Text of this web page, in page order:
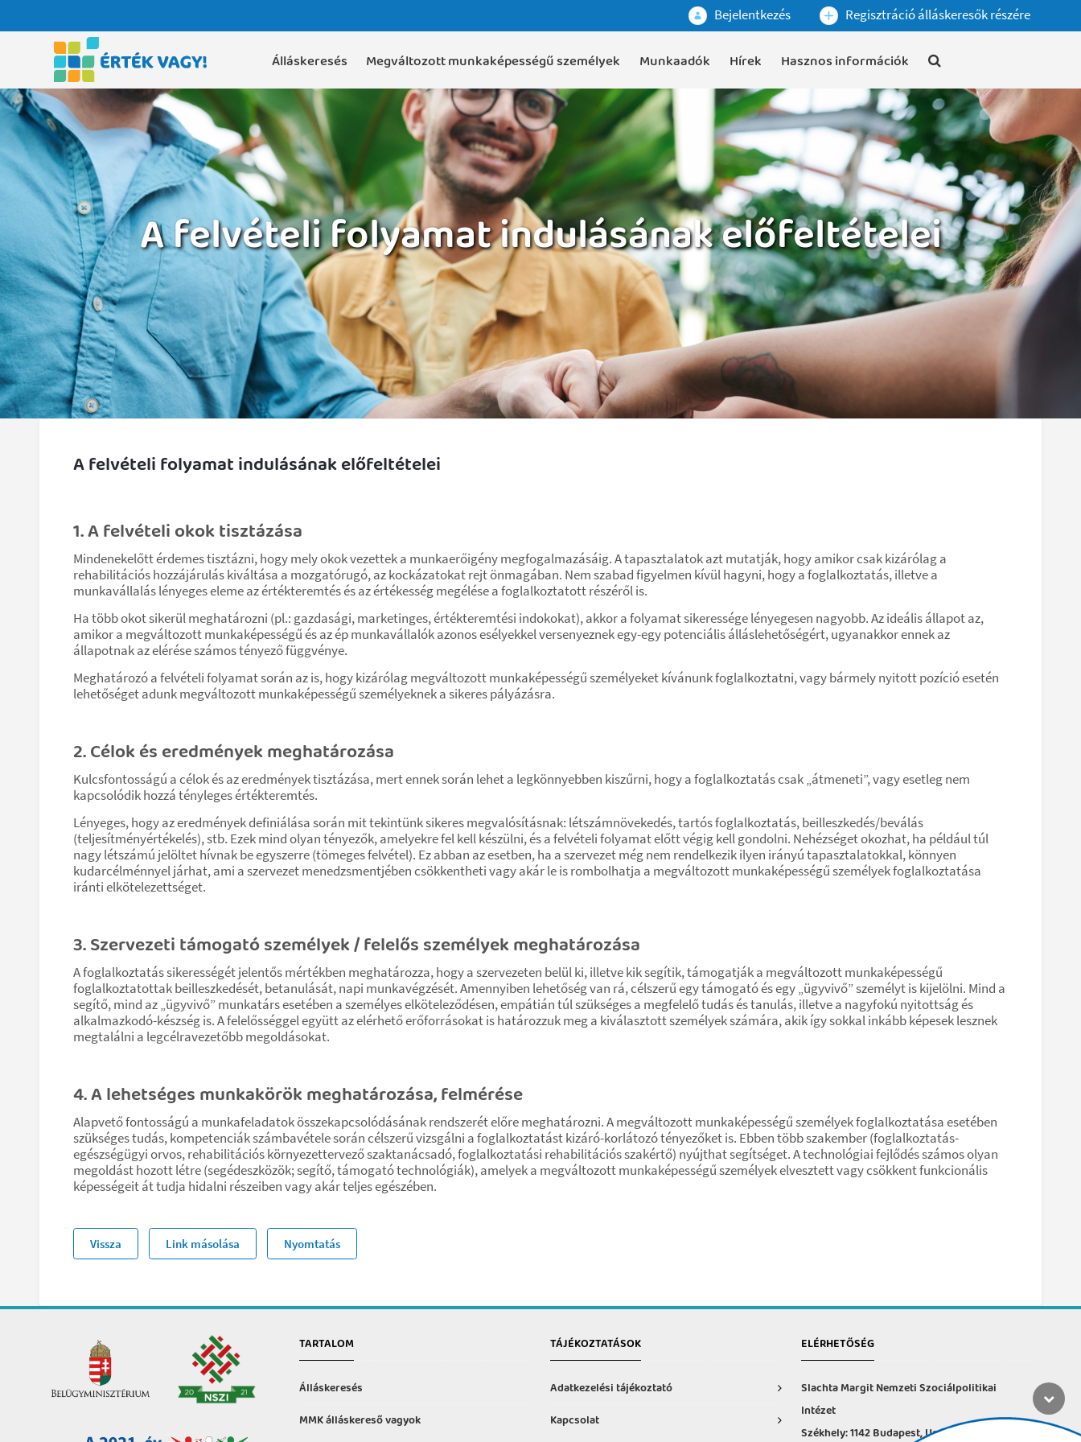
Bejelentkezés Regisztráció álláskeresők részére
Álláskeresés Megváltozott munkaképességű személyek Munkaadók Hírek Hasznos információk
A felvételi folyamat indulásának előfeltételei
A felvételi folyamat indulásának előfeltételei
1. A felvételi okok tisztázása
Mindenekelőtt érdemes tisztázni, hogy mely okok vezettek a munkaerőigény megfogalmazásáig. A tapasztalatok azt mutatják, hogy amikor csak kizárólag a
rehabilitációs hozzájárulás kiváltása a mozgatórugó, az kockázatokat rejt önmagában. Nem szabad figyelmen kívül hagyni, hogy a foglalkoztatás, illetve a
munkavállalás lényeges eleme az értékteremtés és az értékesség megélése a foglalkoztatott részéről is.
Ha több okot sikerül meghatározni (pl.: gazdasági, marketinges, értékteremtési indokokat), akkor a folyamat sikeressége lényegesen nagyobb. Az ideális állapot az,
amikor a megváltozott munkaképességű és az ép munkavállalók azonos esélyekkel versenyeznek egy-egy potenciális álláslehetőségért, ugyanakkor ennek az
állapotnak az elérése számos tényező függvénye.
Meghatározó a felvételi folyamat során az is, hogy kizárólag megváltozott munkaképességű személyeket kívánunk foglalkoztatni, vagy bármely nyitott pozíció esetén
lehetőséget adunk megváltozott munkaképességű személyeknek a sikeres pályázásra.
2. Célok és eredmények meghatározása
Kulcsfontosságú a célok és az eredmények tisztázása, mert ennek során lehet a legkönnyebben kiszűrni, hogy a foglalkoztatás csak „átmeneti”, vagy esetleg nem
kapcsolódik hozzá tényleges értékteremtés.
Lényeges, hogy az eredmények definiálása során mit tekintünk sikeres megvalósításnak: létszámnövekedés, tartós foglalkoztatás, beilleszkedés/beválás
(teljesítményértékelés), stb. Ezek mind olyan tényezők, amelyekre fel kell készülni, és a felvételi folyamat előtt végig kell gondolni. Nehézséget okozhat, ha például túl
nagy létszámú jelöltet hívnak be egyszerre (tömeges felvétel). Ez abban az esetben, ha a szervezet még nem rendelkezik ilyen irányú tapasztalatokkal, könnyen
kudarcélménnyel járhat, ami a szervezet menedzsmentjében csökkentheti vagy akár le is rombolhatja a megváltozott munkaképességű személyek foglalkoztatása
iránti elkötelezettséget.
3. Szervezeti támogató személyek / felelős személyek meghatározása
A foglalkoztatás sikerességét jelentős mértékben meghatározza, hogy a szervezeten belül ki, illetve kik segítik, támogatják a megváltozott munkaképességű
foglalkoztatottak beilleszkedését, betanulását, napi munkavégzését. Amennyiben lehetőség van rá, célszerű egy támogató és egy „ügyvivő” személyt is kijelölni. Mind a
segítő, mind az „ügyvivő” munkatárs esetében a személyes elköteleződésen, empátián túl szükséges a megfelelő tudás és tanulás, illetve a nagyfokú nyitottság és
alkalmazkodó-készség is. A felelősséggel együtt az elérhető erőforrásokat is határozzuk meg a kiválasztott személyek számára, akik így sokkal inkább képesek lesznek
megtalálni a legcélravezetőbb megoldásokat.
4. A lehetséges munkakörök meghatározása, felmérése
Alapvető fontosságú a munkafeladatok összekapcsolódásának rendszerét előre meghatározni. A megváltozott munkaképességű személyek foglalkoztatása esetében
szükséges tudás, kompetenciák számbavétele során célszerű vizsgálni a foglalkoztatást kizáró-korlátozó tényezőket is. Ebben több szakember (foglalkoztatás-
egészségügyi orvos, rehabilitációs környezettervező szaktanácsadó, foglalkoztatási rehabilitációs szakértő) nyújthat segítséget. A technológiai fejlődés számos olyan
megoldást hozott létre (segédeszközök; segítő, támogató technológiák), amelyek a megváltozott munkaképességű személyek elvesztett vagy csökkent funkcionális
képességeit át tudja hidalni részeiben vagy akár teljes egészében.
Vissza Link másolása Nyomtatás
TARTALOM
Álláskeresés
MMK álláskereső vagyok
TÁJÉKOZTATÁSOK
Adatkezelési tájékoztató
Kapcsolat
ELÉRHETŐSÉG
Slachta Margit Nemzeti Szociálpolitikai
Intézet
Székhely: 1142 Budapest, Ungvár u. 64-66.